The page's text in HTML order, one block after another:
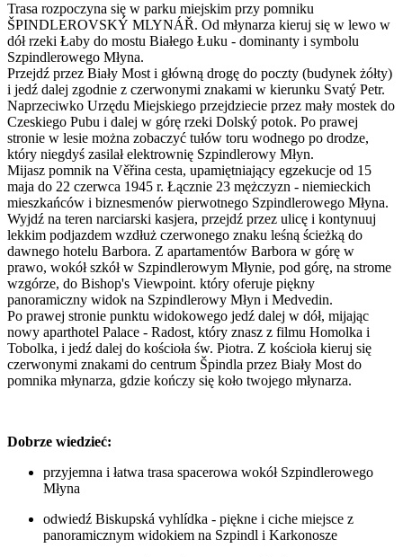
Trasa rozpoczyna się w parku miejskim przy pomniku
ŠPINDLEROVSKÝ MLYNÁŘ. Od młynarza kieruj się w lewo w
dół rzeki Łaby do mostu Białego Łuku - dominanty i symbolu
Szpindlerowego Młyna.
Przejdź przez Biały Most i główną drogę do poczty (budynek żółty)
i jedź dalej zgodnie z czerwonymi znakami w kierunku Svatý Petr.
Naprzeciwko Urzędu Miejskiego przejdziecie przez mały mostek do
Czeskiego Pubu i dalej w górę rzeki Dolský potok. Po prawej
stronie w lesie można zobaczyć tułów toru wodnego po drodze,
który niegdyś zasilał elektrownię Szpindlerowy Młyn.
Mijasz pomnik na Věřina cesta, upamiętniający egzekucje od 15
maja do 22 czerwca 1945 r. Łącznie 23 mężczyzn - niemieckich
mieszkańców i biznesmenów pierwotnego Szpindlerowego Młyna.
Wyjdź na teren narciarski kasjera, przejdź przez ulicę i kontynuuj
lekkim podjazdem wzdłuż czerwonego znaku leśną ścieżką do
dawnego hotelu Barbora. Z apartamentów Barbora w górę w
prawo, wokół szkół w Szpindlerowym Młynie, pod górę, na strome
wzgórze, do Bishop's Viewpoint. który oferuje piękny
panoramiczny widok na Szpindlerowy Młyn i Medvedin.
Po prawej stronie punktu widokowego jedź dalej w dół, mijając
nowy aparthotel Palace - Radost, który znasz z filmu Homolka i
Tobolka, i jedź dalej do kościoła św. Piotra. Z kościoła kieruj się
czerwonymi znakami do centrum Špindla przez Biały Most do
pomnika młynarza, gdzie kończy się koło twojego młynarza.
Dobrze wiedzieć:
przyjemna i łatwa trasa spacerowa wokół Szpindlerowego
Młyna
odwiedź Biskupská vyhlídka - piękne i ciche miejsce z
panoramicznym widokiem na Szpindl i Karkonosze